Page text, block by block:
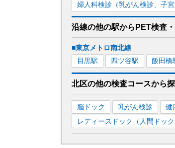
婦人科検診（乳がん検診、子宮
沿線の他の駅から PET検査
■東京メトロ南北線
目黒駅 四ツ谷駅 飯田橋
北区の他の検査コースから
脳ドック 乳がん検診 健
レディースドック（人間ドック